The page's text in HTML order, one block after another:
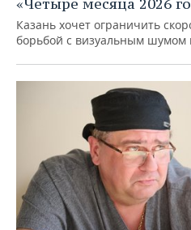
Казань хочет ограничить
борьбой с визуальным шумом